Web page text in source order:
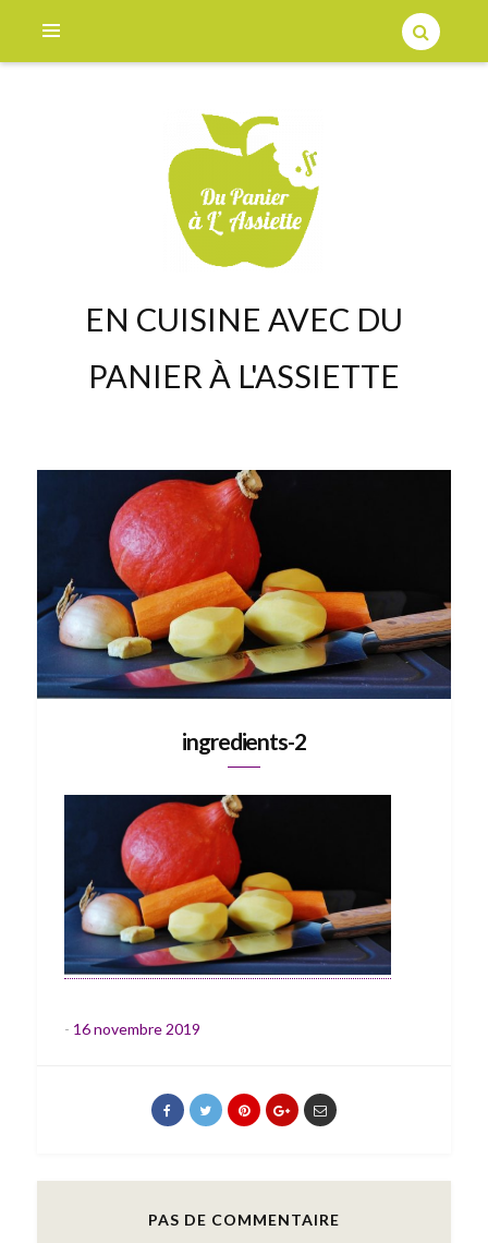
EN CUISINE AVEC DU
PANIER À L'ASSIETTE
ingredients-2
- 16 novembre 2019
PAS DE COMMENTAIRE